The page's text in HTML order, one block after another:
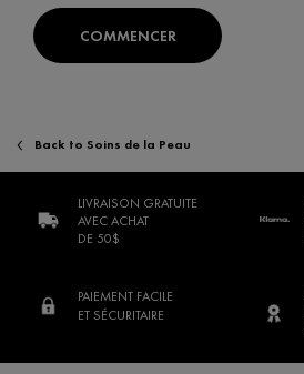
COMMENCER
Back to Soins de la Peau
LIVRAISON GRATUITE
AVEC ACHAT
DE 50$
PAIEMENT FACILE
ET SÉCURITAIRE